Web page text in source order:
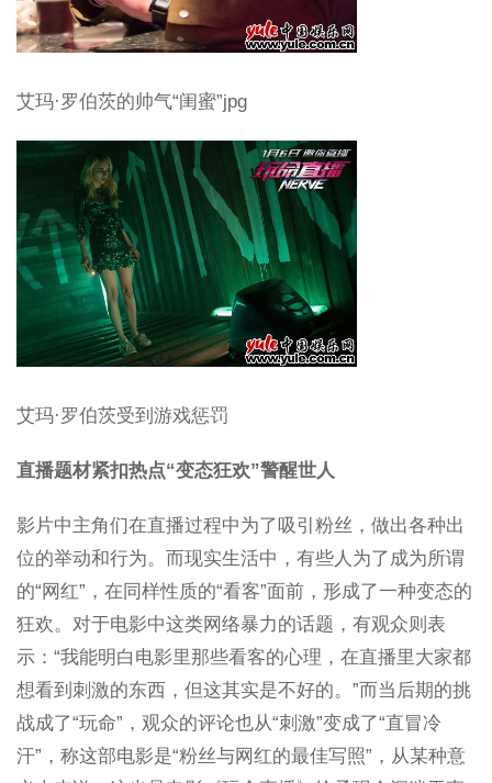
艾玛·罗伯茨的帅气“闺蜜”jpg
艾玛·罗伯茨受到游戏惩罚
直播题材紧扣热点“变态狂欢”警醒世人
影片中主角们在直播过程中为了吸引粉丝，做出各种出
位的举动和行为。而现实生活中，有些人为了成为所谓
的“网红”，在同样性质的“看客”面前，形成了一种变态的
狂欢。对于电影中这类网络暴力的话题，有观众则表
示：“我能明白电影里那些看客的心理，在直播里大家都
想看到刺激的东西，但这其实是不好的。”而当后期的挑
战成了“玩命”，观众的评论也从“刺激”变成了“直冒冷
汗”，称这部电影是“粉丝与网红的最佳写照”，从某种意